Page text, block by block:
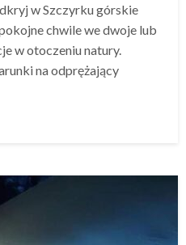
w Szczyrku górskie
chwile we dwoje lub
w otoczeniu natury.
na odprężający